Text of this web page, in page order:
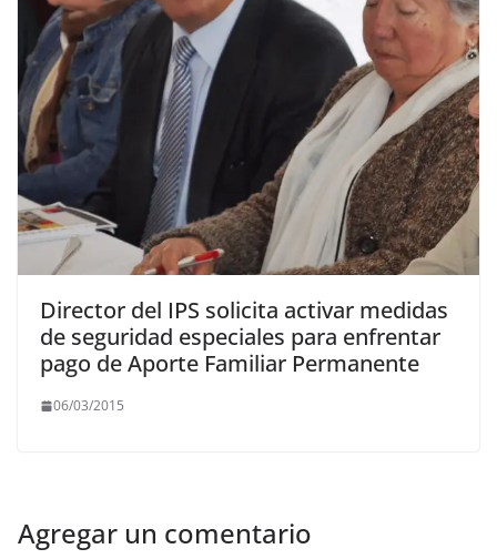
Director del IPS solicita activar medidas
de seguridad especiales para enfrentar
pago de Aporte Familiar Permanente
06/03/2015
Agregar un comentario